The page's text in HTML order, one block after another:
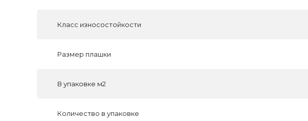
Класс износостойкости
Размер плашки
В упаковке м2
Количество в упаковке